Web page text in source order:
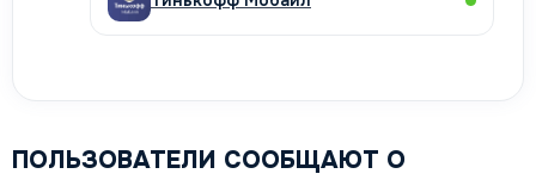
ПОЛЬЗОВАТЕЛИ СООБЩАЮТ О